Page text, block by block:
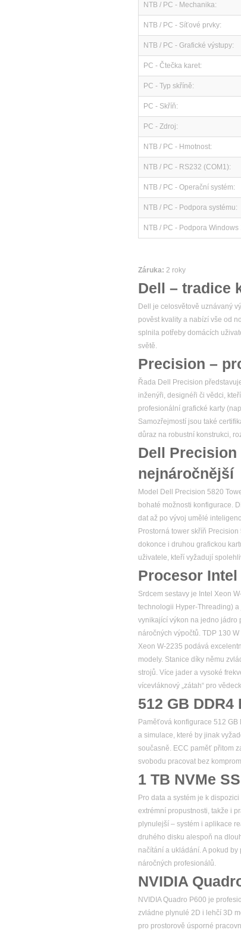
NTB / PC - Mechanika:
NTB / PC - Síťové prvky:
NTB / PC - Grafické výstupy:
PC - Čtečka karet:
PC - Typ skříně:
PC - Skříň:
PC - Zdroj:
NTB / PC - Hmotnost:
NTB / PC - RS232 (COM1):
NTB / PC - Operační systém:
NTB / PC - Podpora systému:
NTB / PC - Podpora Windows
Záruka: 2 roky
Dell – tradice
Dell je celosvětově uznávaný
pověst kvality a nabízí vše od
splnila potřeby domácích
světě.
Precision –
Řada Dell Precision
inženýři, designéři či vědci,
profesionální grafické karty
Samozřejmostí jsou také
důraz na robustní konstrukci,
Dell Precision
nejnáročnější
Model Dell Precision 5820
bohaté možnosti konfigurace.
dat až po vývoj umělé
Prostorná tower skříň
dokonce i druhou grafickou
uživatele, kteří vyžadují
Procesor
Srdcem sestavy je Intel Xeon
technologii Hyper-Threading)
vynikající výkon na jedno jádro
náročných výpočtů. TDP 130
Xeon W-2235 podává
modely. Stanice díky němu
strojů. Více jader a vysoké
vícevláknový „zátah“ pro
512 GB
Paměťová konfigurace 512
a simulace, které by jinak
současně. ECC paměť přitom
svobodu pracovat bez
1 TB NVMe
Pro data a systém je k
extrémní propustnosti, takže i
plynulejší – systém i aplikace
druhého disku alespoň na
načítání a ukládání. A pokud
náročných profesionálů.
NVIDIA
NVIDIA Quadro P600 je
zvládne plynulé 2D i lehčí 3D
pro prostorově úsporné